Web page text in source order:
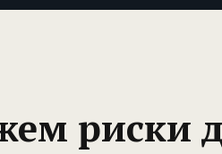
риски